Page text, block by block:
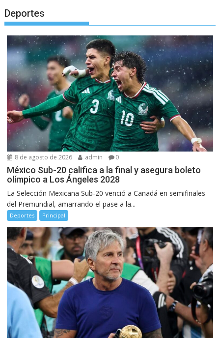
Deportes
8 de agosto de 2026 admin 0
México Sub-20 califica a la final y asegura boleto
olímpico a Los Ángeles 2028
La Selección Mexicana Sub-20 venció a Canadá en semifinales
del Premundial, amarrando el pase a la...
Deportes Principal